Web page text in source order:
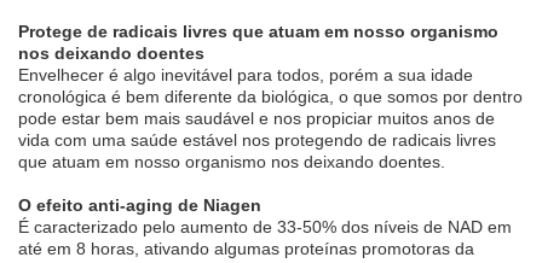
Protege de radicais livres que atuam em nosso organismo
nos deixando doentes
Envelhecer é algo inevitável para todos, porém a sua idade
cronológica é bem diferente da biológica, o que somos por dentro
pode estar bem mais saudável e nos propiciar muitos anos de
vida com uma saúde estável nos protegendo de radicais livres
que atuam em nosso organismo nos deixando doentes.
O efeito anti-aging de Niagen
É caracterizado pelo aumento de 33-50% dos níveis de NAD em
até em 8 horas, ativando algumas proteínas promotoras da